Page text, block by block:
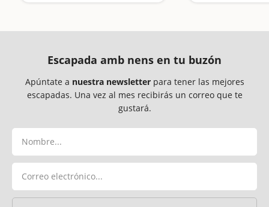
Escapada amb nens en tu buzón
Apúntate a nuestra newsletterpara tener las mejores
escapadas. Una vez al mes recibirás un correo que te
gustará.